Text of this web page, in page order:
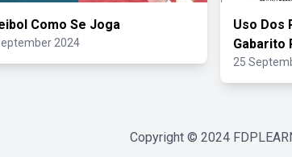
Como Se Joga
2024
Uso Dos
Gabarito
25
Copyright © 2024